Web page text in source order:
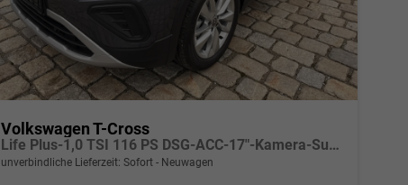
Volkswagen T-Cross
Life Plus-1,0 TSI 116 PS DSG-ACC-17"-Kamera-SunSet-Climatronic-Sofort
unverbindliche Lieferzeit: Sofort Neuwagen